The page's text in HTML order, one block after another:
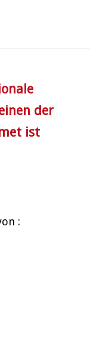
der
ist
: